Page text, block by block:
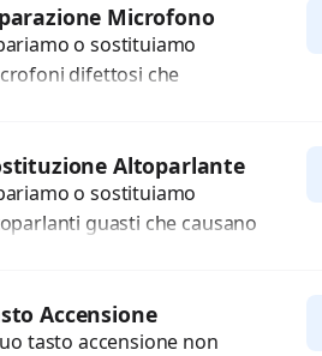
Microfono
o sostituiamo
difettosi che
Diagnosi accurata e
di...
Altoparlante
o sostituiamo
guasti che causano
per 3...
Accensione
tasto accensione non